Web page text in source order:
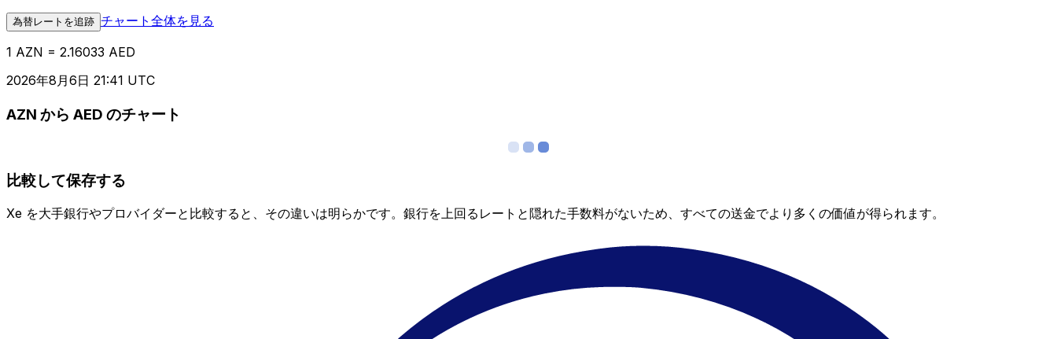
為替レートを追跡 チャート全体を見る
1 AZN = 2.16033 AED
2026年8月6日 21:41 UTC
AZN から AED のチャート
比較して保存する
Xe を大手銀行やプロバイダーと比較すると、その違いは明らかです。銀行を上回るレートと隠れた手数料がないため、すべての送金でより多くの価値が得られます。